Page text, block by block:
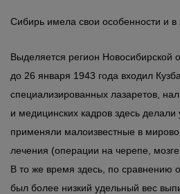
Сибирь имела свои особенности и в
Выделяется регион Новосибирской
до 26 января 1943 года входил
специализированных лазаретов,
и медицинских кадров здесь делали
применяли малоизвестные в
лечения (операции на черепе,
В то же время здесь, по
был более низкий удельный вес